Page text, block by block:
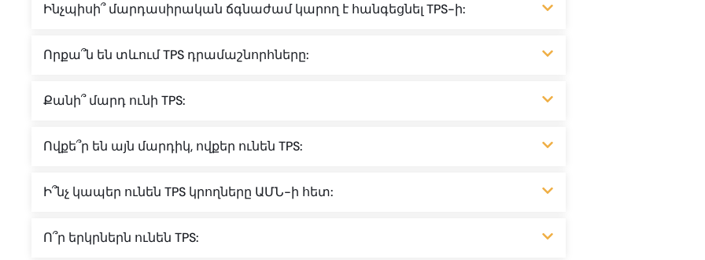
Ինչպիսի՞ մարդասիրական ճգնաժամ կարող է հանգեցնել TPS-ի:
Որքա՞ն են տևում TPS դրամաշնորհները:
Քանի՞ մարդ ունի TPS:
Ովքե՞ր են այն մարդիկ, ովքեր ունեն TPS:
Ի՞նչ կապեր ունեն TPS կրողները ԱՄՆ-ի հետ:
Ո՞ր երկրներն ունեն TPS: